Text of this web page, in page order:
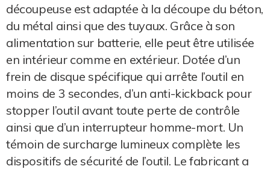
découpeuse est adaptée à la découpe du béton,
du métal ainsi que des tuyaux. Grâce à son
alimentation sur batterie, elle peut être utilisée
en intérieur comme en extérieur. Dotée d’un
frein de disque spécifique qui arrête l’outil en
moins de 3 secondes, d’un anti-kickback pour
stopper l’outil avant toute perte de contrôle
ainsi que d’un interrupteur homme-mort. Un
témoin de surcharge lumineux complète les
dispositifs de sécurité de l’outil. Le fabricant a